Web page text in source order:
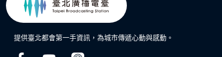
提供臺北都會第一手資訊，為城市傳遞心動與感動。